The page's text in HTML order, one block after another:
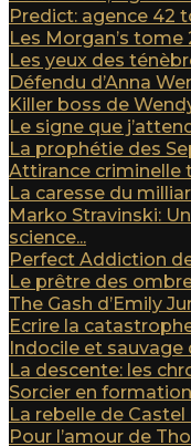
Predict: agence 42
Les Morgan’s
Les yeux des
Défendu d’Anna
Killer boss de
Le signe que
La prophétie des
Attirance criminelle
La caresse du
Marko Stravinski:
science...
Perfect Addiction
Le prêtre des
The Gash d’Emily
Ecrire la catastrophe
Indocile et sauvage
La descente: les
Sorcier en formation
La rebelle de
Pour l’amour de